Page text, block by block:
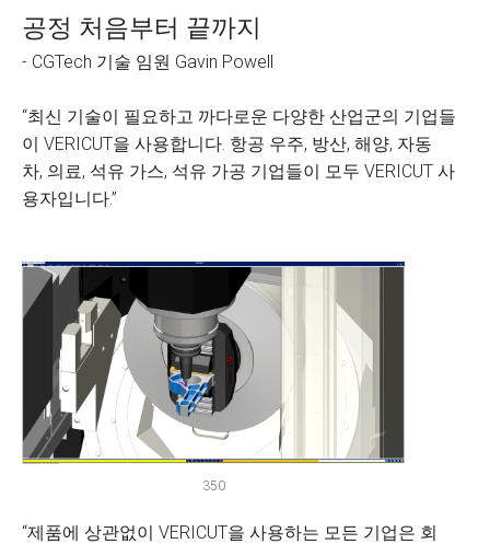
공정 처음부터 끝까지
- CGTech 기술 임원 Gavin Powell
“최신 기술이 필요하고 까다로운 다양한 산업군의 기업들
이 VERICUT을 사용합니다. 항공 우주, 방산, 해양, 자동
차, 의료, 석유 가스, 석유 가공 기업들이 모두 VERICUT 사
용자입니다.”
350
“제품에 상관없이 VERICUT을 사용하는 모든 기업은 회